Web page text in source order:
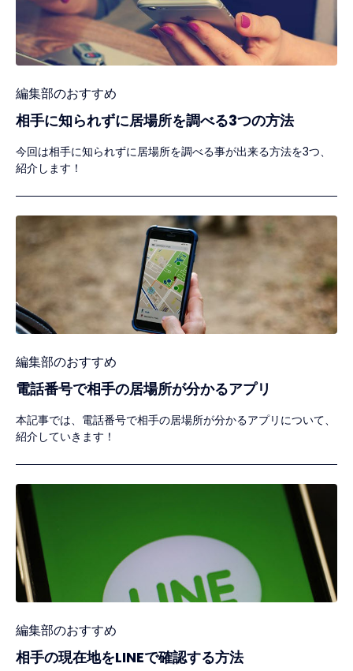
編集部のおすすめ
相手に知られずに居場所を調べる3つの方法
今回は相手に知られずに居場所を調べる事が出来る方法を3つ、
紹介します！
編集部のおすすめ
電話番号で相手の居場所が分かるアプリ
本記事では、電話番号で相手の居場所が分かるアプリについて、
紹介していきます！
編集部のおすすめ
相手の現在地をLINEで確認する方法